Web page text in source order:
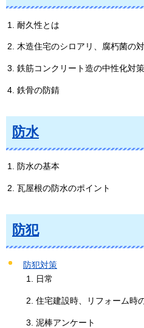
耐久性とは
木造住宅のシロアリ、腐朽菌の
鉄筋コンクリート造の中性化対策
鉄骨の防錆
防水
防水の基本
瓦屋根の防水のポイント
防犯
防犯対策
日常
住宅建設時、リフォーム時
泥棒アンケート